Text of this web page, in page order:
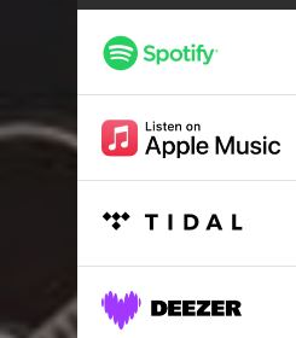
Como Me Haces Falta
Hasta la Miel Amarga
Fuera de Servicio
El Vaso Derrama
Cuando Abras los Ojos